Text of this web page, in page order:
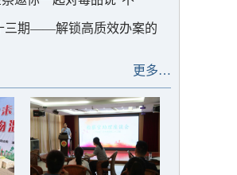
三期——解锁高质效办案的
更多…